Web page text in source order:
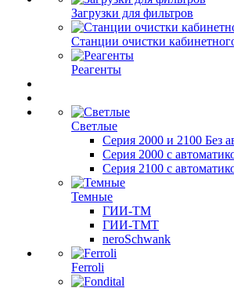
Загрузки для фильтров
Станции очистки
Реагенты
Светлые
Серия 2000 и 2100 Без
Серия 2000 с
Серия 2100 с
Темные
ГИИ-ТМ
ГИИ-ТМТ
neroSchwank
Ferroli